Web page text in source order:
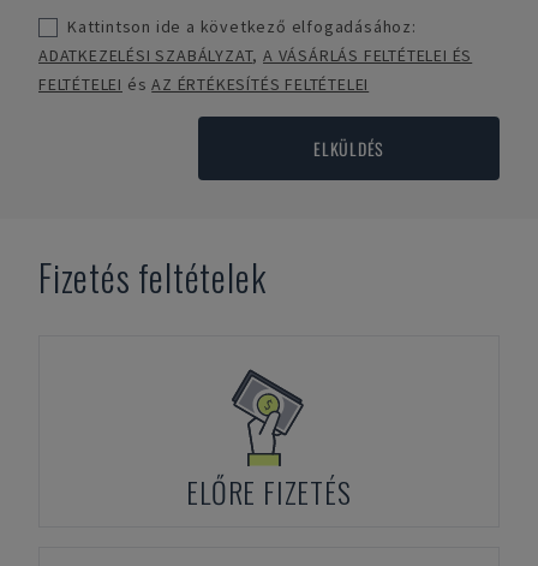
Kattintson ide a következő elfogadásához:
ADATKEZELÉSI SZABÁLYZAT,A VÁSÁRLÁS FELTÉTELEI ÉS
FELTÉTELEI ésAZ ÉRTÉKESÍTÉS FELTÉTELEI
ELKÜLDÉS
Fizetés feltételek
ELŐRE FIZETÉS